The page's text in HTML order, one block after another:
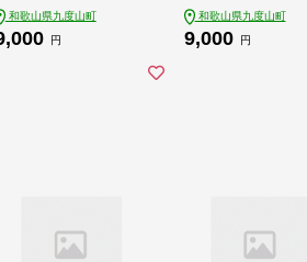
和歌山県九度山町
円
和歌山県九度山町
9,000 円